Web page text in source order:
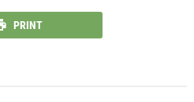
PRINT